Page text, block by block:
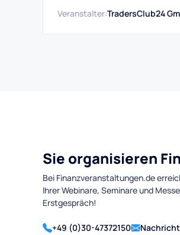
Veranstalter:TradersClub24
Sie organisieren
Bei Finanzveranstaltungen.de
Ihrer Webinare, Seminare und
Erstgespräch!
+49 (0)30-47372150